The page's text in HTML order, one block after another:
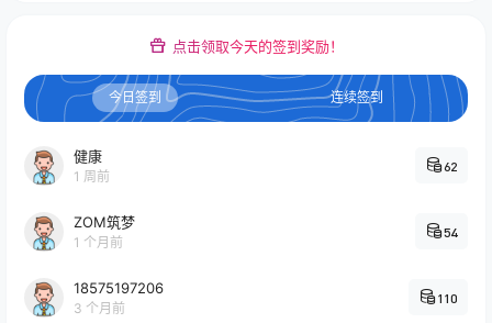
点击领取今天的签到奖励！
今日签到 连续签到
健康
1 周前
62
ZOM筑梦
1 个月前
54
18575197206
3 个月前
110